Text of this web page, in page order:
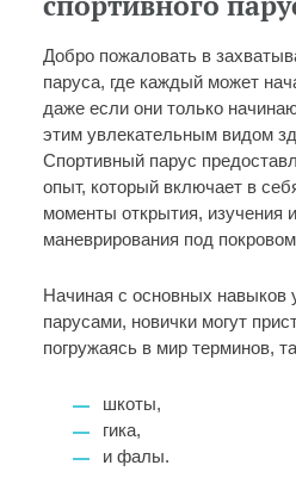
Добро пожаловать в
паруса, где каждый может
даже если они только
этим увлекательным видом
Спортивный парус
опыт, который включает в
моменты открытия, изучения
маневрирования под
Начиная с основных навыков
парусами, новички могут
погружаясь в мир терминов,
шкоты,
гика,
и фалы.